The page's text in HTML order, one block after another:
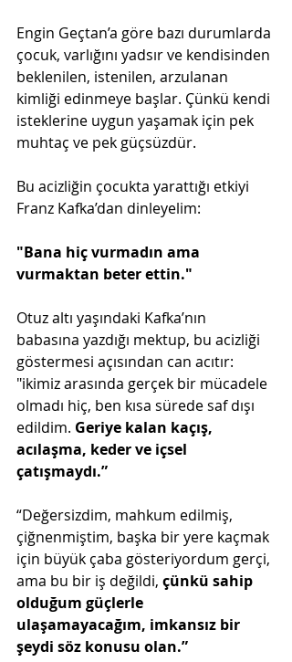
Engin Geçtan’a göre bazı durumlarda
çocuk, varlığını yadsır ve kendisinden
beklenilen, istenilen, arzulanan
kimliği edinmeye başlar. Çünkü kendi
isteklerine uygun yaşamak için pek
muhtaç ve pek güçsüzdür.
Bu acizliğin çocukta yarattığı etkiyi
Franz Kafka’dan dinleyelim:
"Bana hiç vurmadın ama
vurmaktan beter ettin."
Otuz altı yaşındaki Kafka’nın
babasına yazdığı mektup, bu acizliği
göstermesi açısından can acıtır:
"ikimiz arasında gerçek bir mücadele
olmadı hiç, ben kısa sürede saf dışı
edildim. Geriye kalan kaçış,
acılaşma, keder ve içsel
çatışmaydı.”
“Değersizdim, mahkum edilmiş,
çiğnenmiştim, başka bir yere kaçmak
için büyük çaba gösteriyordum gerçi,
ama bu bir iş değildi, çünkü sahip
olduğum güçlerle
ulaşamayacağım, imkansız bir
şeydi söz konusu olan.”